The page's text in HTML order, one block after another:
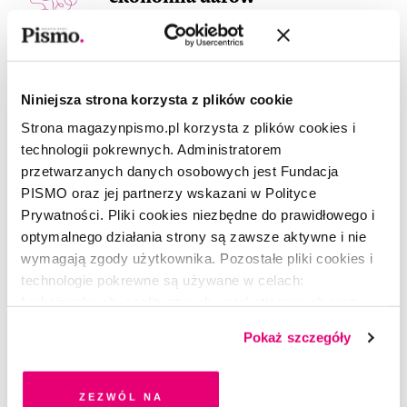
Niniejsza strona korzysta z plików cookie
Strona magazynpismo.pl korzysta z plików cookies i
technologii pokrewnych. Administratorem
przetwarzanych danych osobowych jest Fundacja
PISMO oraz jej partnerzy wskazani w Polityce
Prywatności. Pliki cookies niezbędne do prawidłowego i
optymalnego działania strony są zawsze aktywne i nie
wymagają zgody użytkownika. Pozostałe pliki cookies i
technologie pokrewne są używane w celach:
dobrowolną zgodę na pliki cookies i technologie
pokrewne, zgadzasz się na przechowywanie informacji
na Twoim urządzeniu końcowym lub dostęp do niego i
Pokaż szczegóły
Zezwól na
KOSMOS
BARBARA PIÓRKOWSKA
POEZJA
Zuryski łabędź 寧怜坑잭各돨莖
띠
YANG LIAN
APTECZKA
Alison Mosshart. Adrenalina,
ALISON MOSSHART, MATEUSZ ROESLER